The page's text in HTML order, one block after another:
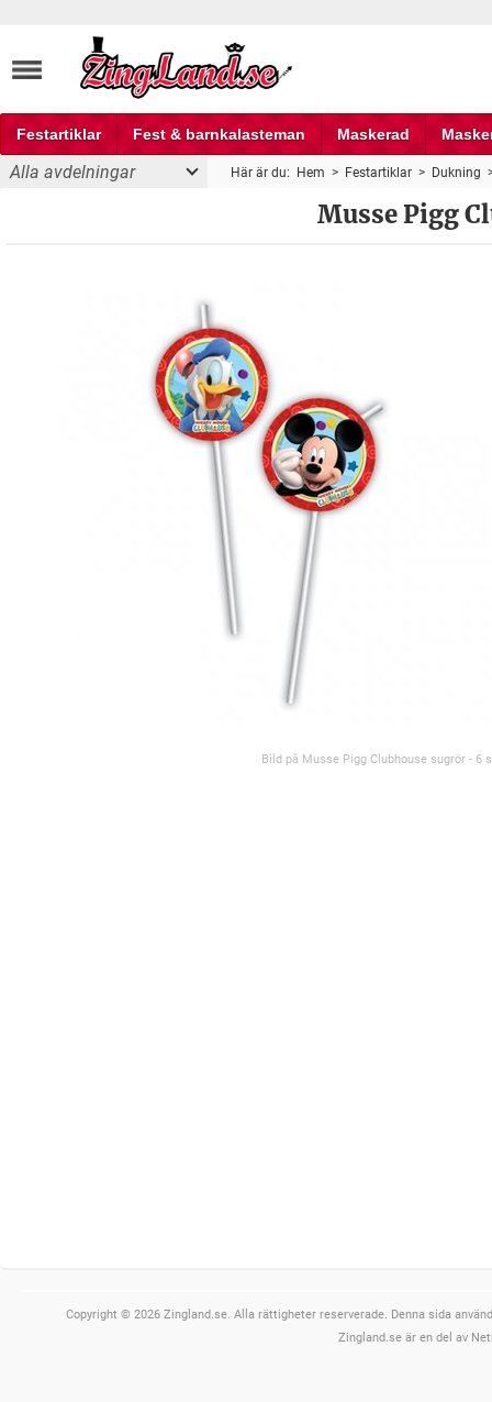
Festartiklar Fest & barnkalasteman Maskerad
Fest och partyprylar
Alla avdelningar Här är du: Hem > Festartiklar > Dukning
Musse Pigg
Bild på Musse Pigg Clubhouse sugrör - 6
Copyright © 2026 Zingland.se. Alla rättigheter reserverade. Denna sida
Zingland.se är en del av